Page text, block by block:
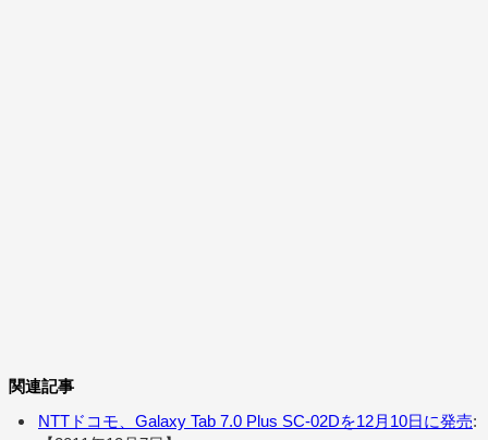
関連記事
NTTドコモ、Galaxy Tab 7.0 Plus SC-02Dを12月10日に発売: